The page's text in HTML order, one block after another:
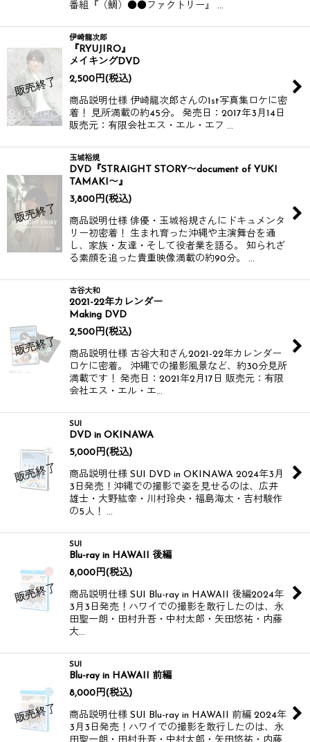
番組『（鯛）●●ファクトリー』 …
伊崎龍次郎
『RYUJIRO』
メイキングDVD
2,500 円(税込)
商品説明仕様 伊崎龍次郎さんの1st写真集ロケに密
着！ 見所満載の約45分。 発売日：2017年3月14日
販売元：有限会社エス・エル・エフ …
玉城裕規
DVD『STRAIGHT STORY〜document of YUKI
TAMAKI〜』
3,800 円(税込)
商品説明仕様 俳優・玉城裕規さんにドキュメンタ
リー初密着！ 生まれ育った沖縄や主演舞台を通
し、家族・友達・そして役者業を語る。 知られざ
る素顔を追った貴重映像満載の約90分。 …
古谷大和
2021-22年カレンダー
Making DVD
2,500 円(税込)
商品説明仕様 古谷大和さん2021-22年カレンダー
ロケに密着。 沖縄での撮影風景など、約30分見所
満載です！ 発売日：2021年2月17日 販売元：有限
会社エス・エル・エ…
SUI
DVD in OKINAWA
5,000 円(税込)
商品説明仕様 SUI DVD in OKINAWA 2024年3月
3日発売！​ ​ 沖縄での撮影で姿を見せるのは、広井
雄士・大野紘幸・川村玲央・福島海太・吉村駿作
の5人！ …
SUI
Blu-ray in HAWAII 後編
8,000 円(税込)
商品説明仕様 SUI Blu-ray in HAWAII 後編​ 2024年
3月3日発売！​ ​ ハワイでの撮影を敢行したのは、永
田聖一朗・田村升吾・中村太郎・矢田悠祐・内藤
大…
SUI
Blu-ray in HAWAII 前編
8,000 円(税込)
商品説明仕様 SUI Blu-ray in HAWAII​ 前編 2024年
3月3日発売！​ ​ ハワイでの撮影を敢行したのは、永